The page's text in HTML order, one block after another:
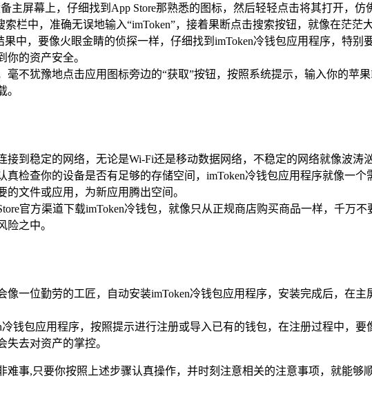
主屏幕上，仔细找到App Store那熟悉的图标，然后轻轻点击将其打开，仿
索栏中，准确无误地输入“imToken”，接着果断点击搜索按钮，就像在茫
果中，要像火眼金睛的侦探一样，仔细找到imToken冷钱包应用程序，特
你的资产安全。
毫不犹豫地点击应用图标旁边的“获取”按钮，按照系统提示，输入你的苹
。
接到稳定的网络，无论是Wi-Fi还是移动数据网络，不稳定的网络就像波涛
真检查你的设备是否有足够的存储空间，imToken冷钱包应用程序就像一
文件或应用，为新应用腾出空间。
官方渠道下载imToken冷钱包，就像只从正规商店购买商品一样，千万
险之中。
像一位勤劳的工匠，自动安装imToken冷钱包应用程序，安装完成后，在
冷钱包应用程序，按照提示进行注册或导入已有的钱包，在注册过程中，
失去对资产的掌控。
难事,只要你按照上述步骤认真操作，并时刻注意相关的注意事项，就能